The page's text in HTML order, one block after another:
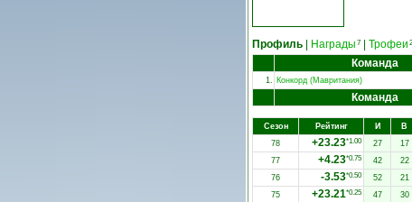
Профиль Награды 7 Трофеи
Команда
1. Конкорд (Мавритания)
Команда
Сезон Рейтинг И В
78
+23.23*1.00 27 17
77
+4.23*0.75 42 22
76
-3.53*0.50 52 21
75
+23.21*0.25 47 30